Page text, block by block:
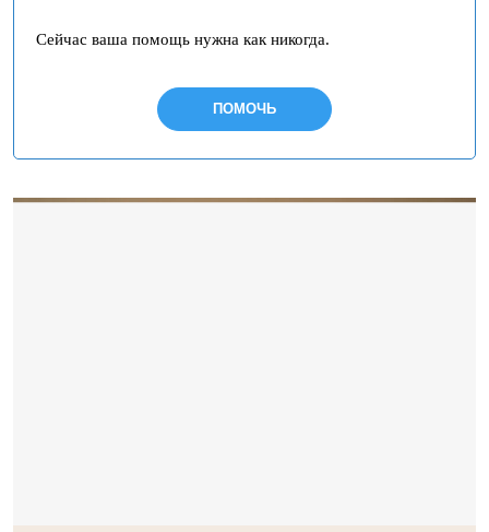
Сейчас ваша помощь нужна как никогда.
ПОМОЧЬ